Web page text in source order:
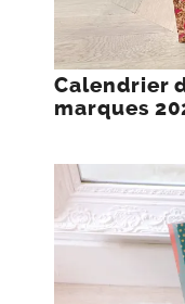
Calendrier
marques